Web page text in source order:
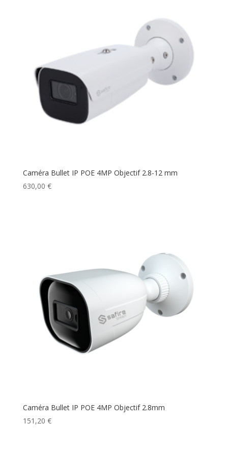
Caméra Bullet IP POE 4MP Objectif 2.8-12 mm
630,00 €
Caméra Bullet IP POE 4MP Objectif 2.8mm
151,20 €